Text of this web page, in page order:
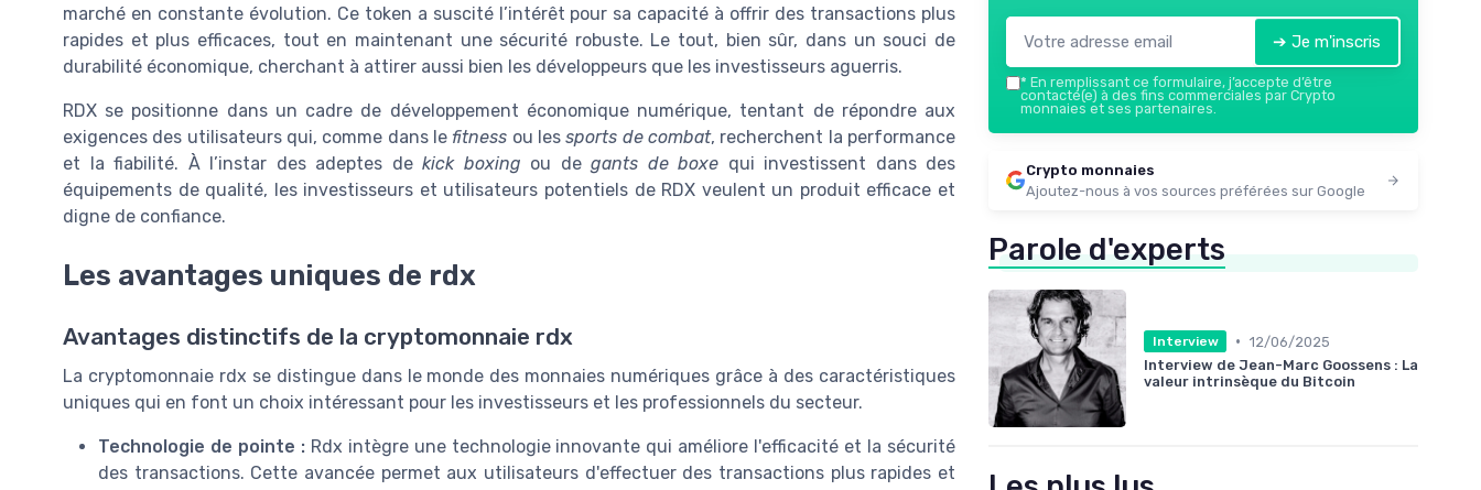
marché en constante évolution. Ce token a suscité l’intérêt pour sa capacité à offrir des transactions plus
rapides et plus efficaces, tout en maintenant une sécurité robuste. Le tout, bien sûr, dans un souci de
durabilité économique, cherchant à attirer aussi bien les développeurs que les investisseurs aguerris.
RDX se positionne dans un cadre de développement économique numérique, tentant de répondre aux
exigences des utilisateurs qui, comme dans le fitness ou lessports de combat, recherchent la performance
et la fiabilité. À l’instar des adeptes de kick boxing ou de gants de boxe qui investissent dans des
équipements de qualité, les investisseurs et utilisateurs potentiels de RDX veulent un produit efficace et
digne de confiance.
Les avantages uniques de rdx
Avantages distinctifs de la cryptomonnaie rdx
La cryptomonnaie rdx se distingue dans le monde des monnaies numériques grâce à des caractéristiques
uniques qui en font un choix intéressant pour les investisseurs et les professionnels du secteur.
Technologie de pointe :Rdx intègre une technologie innovante qui améliore l'efficacité et la sécurité
des transactions. Cette avancée permet aux utilisateurs d'effectuer des transactions plus rapides et
➔ Je m'inscris
* En remplissant ce formulaire, j’accepte d’être
contacté(e) à des fins commerciales par Crypto
monnaies et ses partenaires.
Crypto monnaies
Ajoutez-nous à vos sources préférées sur Google
Parole d'experts
Interview • 12/06/2025
Interview de Jean-Marc Goossens : La
valeur intrinsèque du Bitcoin